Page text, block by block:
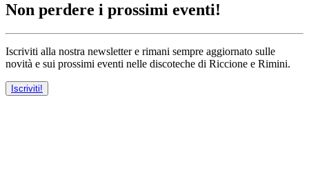
Non perdere i prossimi eventi!
Iscriviti alla nostra newsletter e rimani sempre aggiornato sulle
novità e sui prossimi eventi nelle discoteche di Riccione e Rimini.
Iscriviti!